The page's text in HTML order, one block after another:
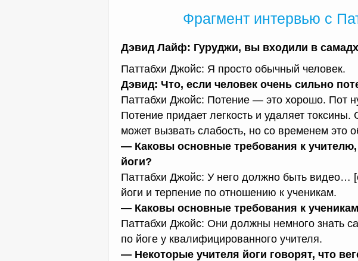
Фрагмент интервью с
Дэвид Лайф: Гуруджи, вы входили в
Паттабхи Джойс: Я просто обычный человек.
Дэвид: Что, если человек очень сильно
Паттабхи Джойс: Потение — это хорошо. Пот
Потение придает легкость и удаляет
может вызвать слабость, но со временем это
— Каковы основные требования к учителю,
йоги?
Паттабхи Джойс: У него должно быть видео…
йоги и терпение по отношению к ученикам.
— Каковы основные требования к
Паттабхи Джойс: Они должны немного знать
по йоге у квалифицированного учителя.
— Некоторые учителя йоги говорят, что